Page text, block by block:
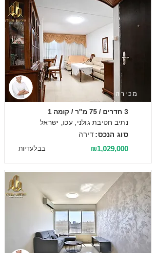
מכירה
3 חדרים / 75 מ"ר / קומה 1
נתיב חטיבת גולני, עכו, ישראל
דירה סוג הנכס:
בבלעדיות ₪1,029,000